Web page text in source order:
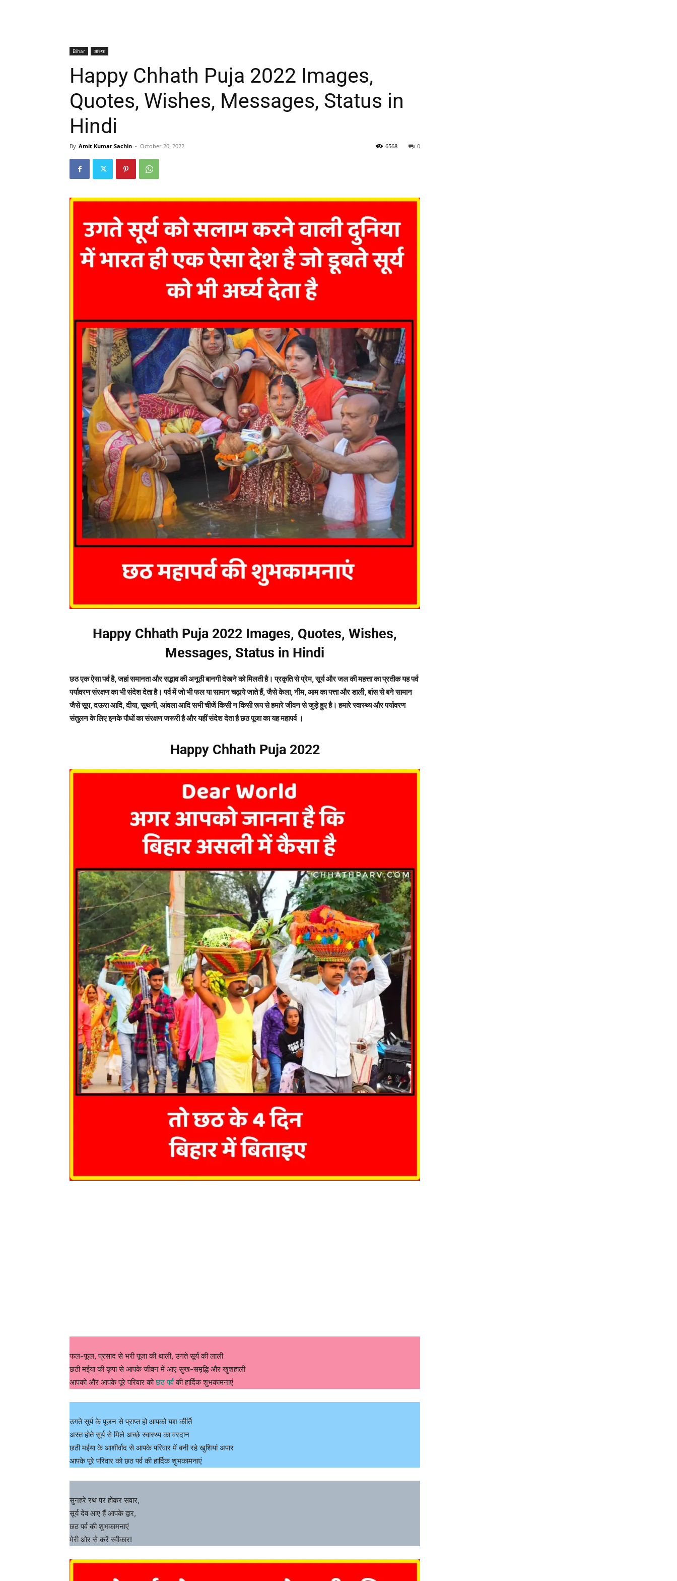
Bihar आस्था
Happy Chhath Puja 2022 Images,
Quotes, Wishes, Messages, Status in
Hindi
By Amit Kumar Sachin - October 20, 2022 0
6568
Happy Chhath Puja 2022 Images, Quotes, Wishes,
Messages, Status in Hindi
छठ एक ऐसा पर्व है, जहां समानता और सद्भाव की अनूठी बानगी देखने को मिलती है। प्रकृति से प्रेम, सूर्य और जल की महत्ता का प्रतीक यह पर्व
पर्यावरण संरक्षण का भी संदेश देता है। पर्व में जो भी फल या सामान चढ़ाये जाते हैं, जैसे केला, नीम, आम का पत्ता और डाली, बांस से बने सामान
जैसे सूप, दऊरा आदि, दीया, सूथनी, आंवला आदि सभी चीजें किसी न किसी रूप से हमारे जीवन से जुड़े हुए है। हमारे स्वास्थ्य और पर्यावरण
संतुलन के लिए इनके पौधों का संरक्षण जरूरी है और यहीं संदेश देता है छठ पूजा का यह महापर्व ।
Happy Chhath Puja 2022
फल-फूल, प्रसाद से भरी पूजा की थाली, उगते सूर्य की लाली
छठी मईया की कृपा से आपके जीवन में आए सुख-समृद्धि और खुशहाली
आपको और आपके पूरे परिवार कोछठ पर्वकी हार्दिक शुभकामनाएं
उगते सूर्य के पूजन से प्राप्त हो आपको यश कीर्ति
अस्त होते सूर्य से मिले अच्छे स्वास्थ्य का वरदान
छठी मईया के आशीर्वाद से आपके परिवार में बनी रहे खुशियां अपार
आपके पूरे परिवार को छठ पर्व की हार्दिक शुभकामनाएं
सुनहरे रथ पर होकर सवार,
सूर्य देव आए हैं आपके द्वार,
छठ पर्व की शुभकामनाएं
मेरी ओर से करें स्वीकार!